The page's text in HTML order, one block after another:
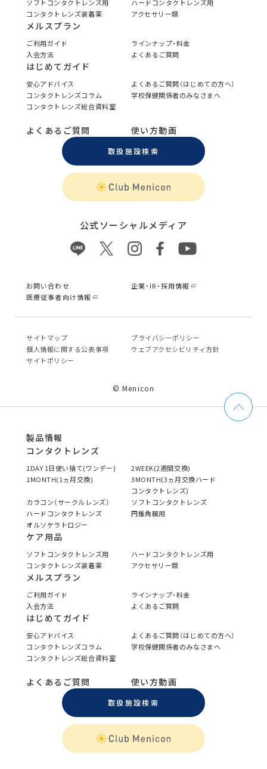
ソフトコンタクトレンズ用
ハードコンタクトレンズ用
コンタクトレンズ装着薬
アクセサリー類
メルスプラン
ご利用ガイド
ラインナップ・料金
入会方法
よくあるご質問
はじめてガイド
安心アドバイス
よくあるご質問（はじめての方へ）
コンタクトレンズコラム
学校保健関係者のみなさまへ
コンタクトレンズ総合資料室
よくあるご質問 使い方動画
取扱施設検索
公式ソーシャルメディア
お問い合わせ
企業・IR・採用情報
医療従事者向け情報
サイトマップ
プライバシーポリシー
個⼈情報に関する公表事項
ウェブアクセシビリティ方針
サイトポリシー
© Menicon
製品情報
コンタクトレンズ
1DAY 1日使い捨て(ワンデー)
2WEEK(2週間交換)
1MONTH(1ヵ月交換)
3MONTH(3ヵ月交換ハード
コンタクトレンズ)
カラコン（サークルレンズ）
ソフトコンタクトレンズ
ハードコンタクトレンズ
円錐角膜用
オルソケラトロジー
ケア用品
ソフトコンタクトレンズ用
ハードコンタクトレンズ用
コンタクトレンズ装着薬
アクセサリー類
メルスプラン
ご利用ガイド
ラインナップ・料金
入会方法
よくあるご質問
はじめてガイド
安心アドバイス
よくあるご質問（はじめての方へ）
コンタクトレンズコラム
学校保健関係者のみなさまへ
コンタクトレンズ総合資料室
よくあるご質問 使い方動画
取扱施設検索